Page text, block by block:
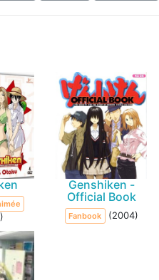
Genshiken -
Official Book
Fanbook (2004)